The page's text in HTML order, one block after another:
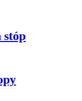
stóp